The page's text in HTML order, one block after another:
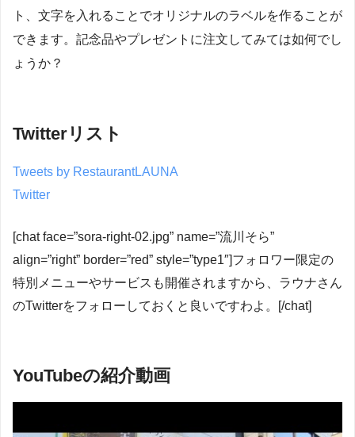
ト、文字を入れることでオリジナルのラベルを作ることが
できます。記念品やプレゼントに注文してみては如何でし
ょうか？
Twitterリスト
Tweets by RestaurantLAUNA
Twitter
[chat face=”sora-right-02.jpg” name=”流川そら”
align=”right” border=”red” style=”type1″]フォロワー限定の
特別メニューやサービスも開催されますから、ラウナさん
のTwitterをフォローしておくと良いですわよ。[/chat]
YouTubeの紹介動画